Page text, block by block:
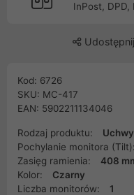
InPost, DPD,
Udostępnij
Kod: 6726
SKU: MC-417
EAN: 5902211134046
Rodzaj produktu:
Pochylanie monitora (Tilt):
Zasięg ramienia:
408
Kolor:
Czarny
Liczba monitorów:
1